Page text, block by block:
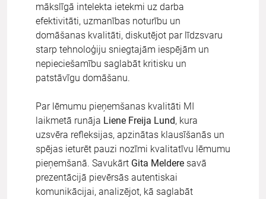
mākslīgā intelekta ietekmi uz darba
efektivitāti, uzmanības noturību un
domāšanas kvalitāti, diskutējot par līdzsvaru
starp tehnoloģiju sniegtajām iespējām un
nepieciešamību saglabāt kritisku un
patstāvīgu domāšanu.
Par lēmumu pieņemšanas kvalitāti MI
laikmetā runāja Liene Freija Lund, kura
uzsvēra refleksijas, apzinātas klausīšanās un
spējas ieturēt pauzi nozīmi kvalitatīvu lēmumu
pieņemšanā. Savukārt Gita Meldere savā
prezentācijā pievērsās autentiskai
komunikācijai, analizējot, kā saglabāt